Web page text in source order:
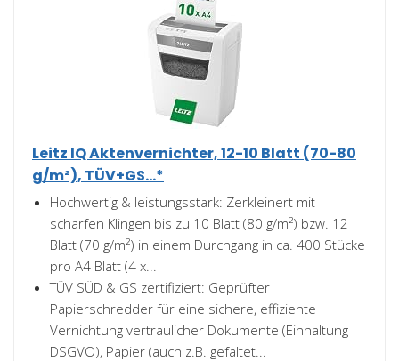
Leitz IQ Aktenvernichter, 12-10 Blatt (70-80
g/m²), TÜV+GS...*
Hochwertig & leistungsstark: Zerkleinert mit
scharfen Klingen bis zu 10 Blatt (80 g/m²) bzw. 12
Blatt (70 g/m²) in einem Durchgang in ca. 400 Stücke
pro A4 Blatt (4 x...
TÜV SÜD & GS zertifiziert: Geprüfter
Papierschredder für eine sichere, effiziente
Vernichtung vertraulicher Dokumente (Einhaltung
DSGVO), Papier (auch z.B. gefaltet...